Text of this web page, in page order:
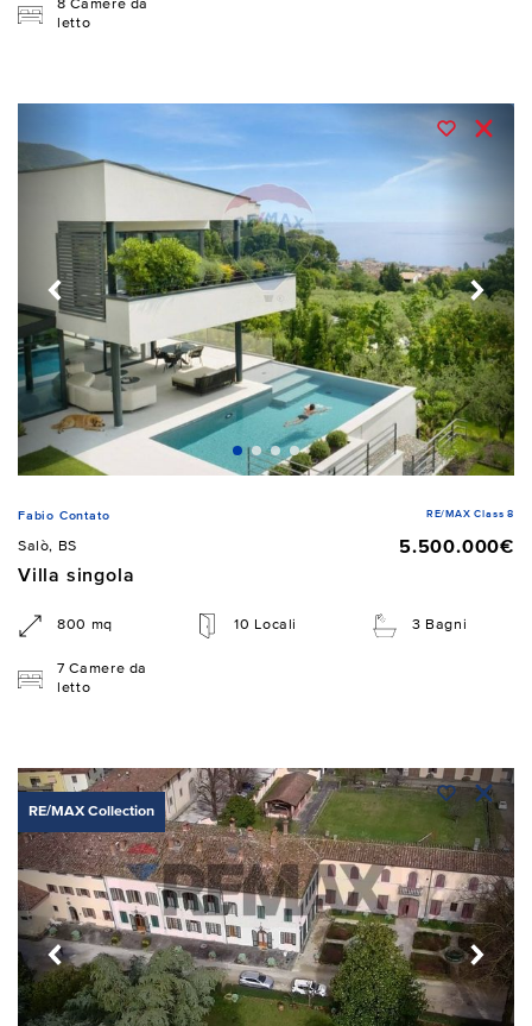
8 Camere da
letto
Fabio Contato RE/MAX Class 8
Salò, BS
5.500.000€
Villa singola
800 mq 10 Locali 3 Bagni
7 Camere da
letto
RE/MAX Collection